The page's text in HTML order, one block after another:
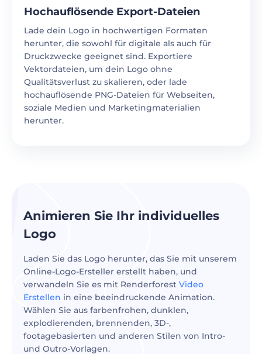
Hochauflösende Export-Dateien
Lade dein Logo in hochwertigen Formaten
herunter, die sowohl für digitale als auch für
Druckzwecke geeignet sind. Exportiere
Vektordateien, um dein Logo ohne
Qualitätsverlust zu skalieren, oder lade
hochauflösende PNG-Dateien für Webseiten,
soziale Medien und Marketingmaterialien
herunter.
Animieren Sie Ihr individuelles
Logo
Laden Sie das Logo herunter, das Sie mit unserem
Online-Logo-Ersteller erstellt haben, und
verwandeln Sie es mit Renderforest Video
Erstellen in eine beeindruckende Animation.
Wählen Sie aus farbenfrohen, dunklen,
explodierenden, brennenden, 3D-,
footagebasierten und anderen Stilen von Intro-
und Outro-Vorlagen.